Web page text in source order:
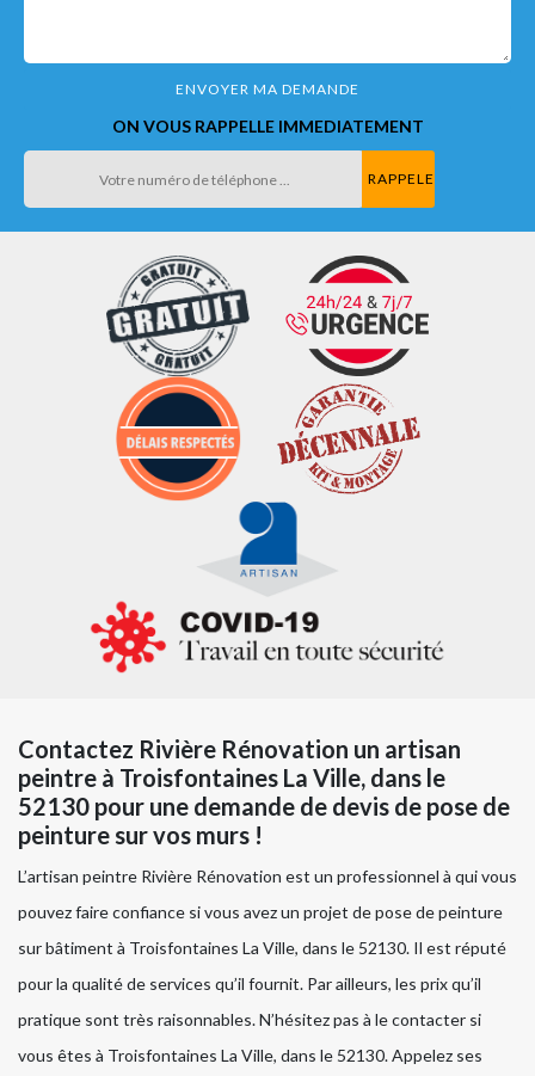
ON VOUS RAPPELLE IMMEDIATEMENT
Contactez Rivière Rénovation un artisan
peintre à Troisfontaines La Ville, dans le
52130 pour une demande de devis de pose de
peinture sur vos murs !
L’artisan peintre Rivière Rénovation est un professionnel à qui vous
pouvez faire confiance si vous avez un projet de pose de peinture
sur bâtiment à Troisfontaines La Ville, dans le 52130. Il est réputé
pour la qualité de services qu’il fournit. Par ailleurs, les prix qu’il
pratique sont très raisonnables. N’hésitez pas à le contacter si
vous êtes à Troisfontaines La Ville, dans le 52130. Appelez ses